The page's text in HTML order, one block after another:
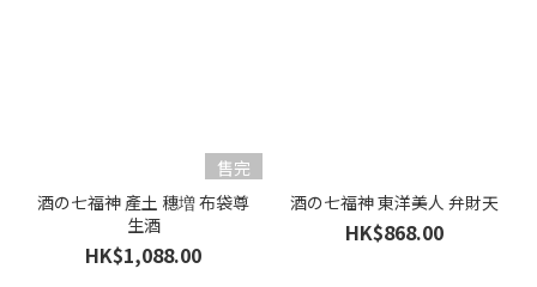
售完
酒の七福神 產土 穗増 布袋尊
生酒
HK$1,088.00
酒の七福神 東洋美人 弁財天
HK$868.00